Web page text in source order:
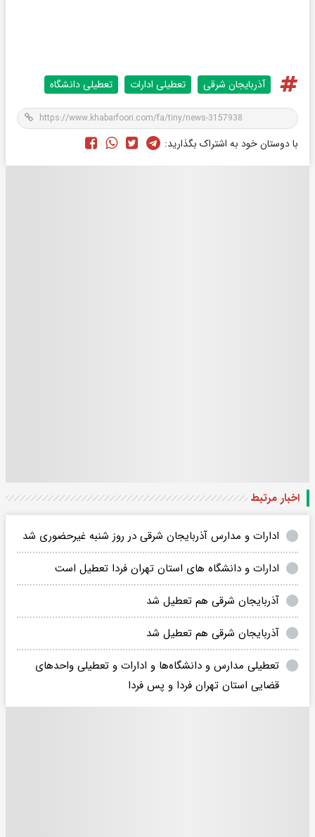
آذربایجان شرقی تعطیلی ادارات تعطیلی دانشگاه
با دوستان خود به اشتراک بگذارید:
اخبار مرتبط
ادارات و مدارس آذربایجان شرقی در روز شنبه غیرحضوری شد
ادارات و دانشگاه های استان تهران فردا تعطیل است
آذربایجان شرقی هم تعطیل شد
آذربایجان‌ شرقی هم تعطیل شد
تعطیلی مدارس و دانشگاه‌ها و ادارات و تعطیلی واحدهای
قضایی استان تهران فردا و پس فردا